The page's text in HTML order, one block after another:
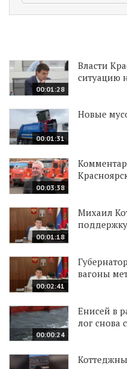
00:01:28
Власти
ситуацию
00:01:31
Новые
00:03:38
00:01:18
Михаил
00:02:41
вагоны
00:00:24
Енисей в
лог снова